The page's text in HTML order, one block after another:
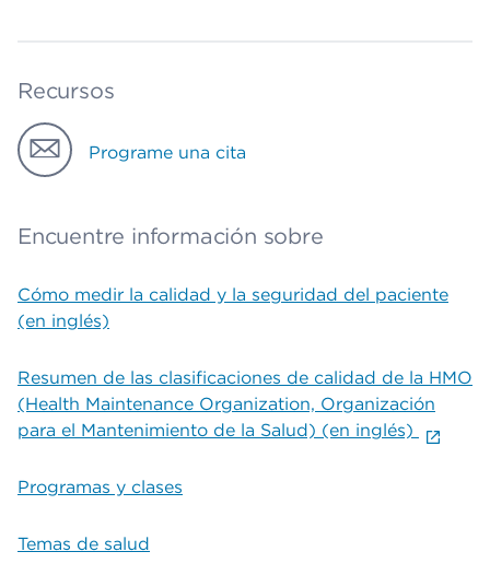
Recursos
Programe una cita
Encuentre información sobre
Cómo medir la calidad y la seguridad del paciente
(en inglés)
Resumen de las clasificaciones de calidad de la HMO
(Health Maintenance Organization, Organización
para el Mantenimiento de la Salud) (en inglés)
Programas y clases
Temas de salud